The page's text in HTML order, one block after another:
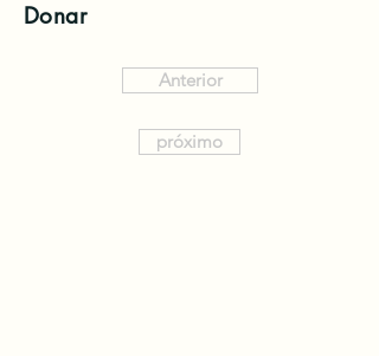
Donar
Anterior
próximo